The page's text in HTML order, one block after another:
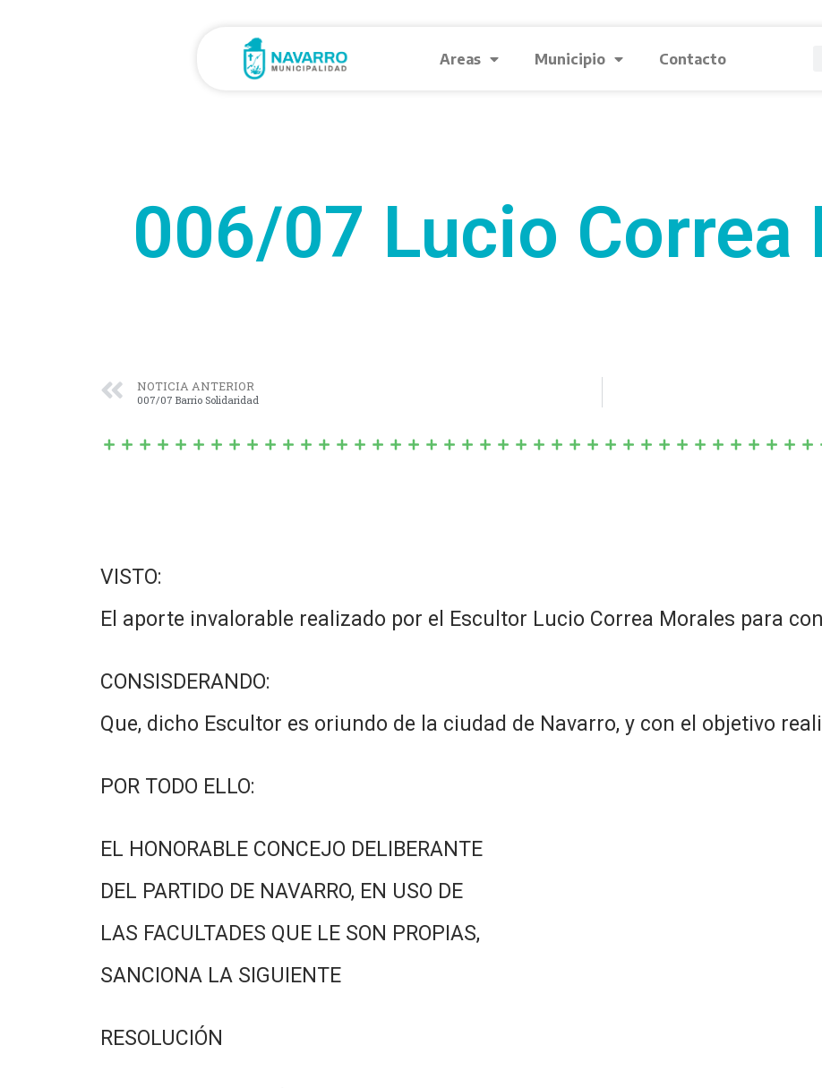
Areas Municipio Contacto
006/07 Lucio Correa
NOTICIA ANTERIOR
007/07 Barrio Solidaridad
VISTO:
El aporte invalorable realizado por el Escultor Lucio Correa Morales para
CONSISDERANDO:
Que, dicho Escultor es oriundo de la ciudad de Navarro, y con el objetivo
POR TODO ELLO:
EL HONORABLE CONCEJO DELIBERANTE
DEL PARTIDO DE NAVARRO, EN USO DE
LAS FACULTADES QUE LE SON PROPIAS,
SANCIONA LA SIGUIENTE
RESOLUCIÓN